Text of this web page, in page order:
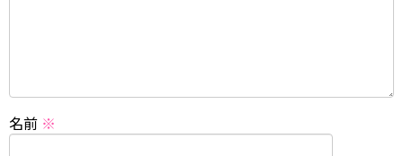
名前 ※